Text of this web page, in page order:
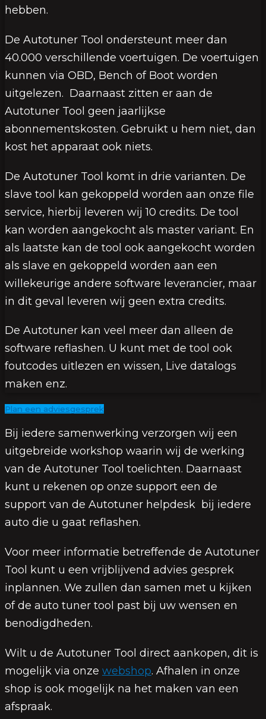
hebben.
De Autotuner Tool ondersteunt meer dan
40.000 verschillende voertuigen. De voertuigen
kunnen via OBD, Bench of Boot worden
uitgelezen. Daarnaast zitten er aan de
Autotuner Tool geen jaarlijkse
abonnementskosten. Gebruikt u hem niet, dan
kost het apparaat ook niets.
De Autotuner Tool komt in drie varianten. De
slave tool kan gekoppeld worden aan onze file
service, hierbij leveren wij 10 credits. De tool
kan worden aangekocht als master variant. En
als laatste kan de tool ook aangekocht worden
als slave en gekoppeld worden aan een
willekeurige andere software leverancier, maar
in dit geval leveren wij geen extra credits.
De Autotuner kan veel meer dan alleen de
software reflashen. U kunt met de tool ook
foutcodes uitlezen en wissen, Live datalogs
maken enz.
Plan een adviesgesprek
Bij iedere samenwerking verzorgen wij een
uitgebreide workshop waarin wij de werking
van de Autotuner Tool toelichten. Daarnaast
kunt u rekenen op onze support een de
support van de Autotuner helpdesk bij iedere
auto die u gaat reflashen.
Voor meer informatie betreffende de Autotuner
Tool kunt u een vrijblijvend advies gesprek
inplannen. We zullen dan samen met u kijken
of de auto tuner tool past bij uw wensen en
benodigdheden.
Wilt u de Autotuner Tool direct aankopen, dit is
mogelijk via onze webshop. Afhalen in onze
shop is ook mogelijk na het maken van een
afspraak.